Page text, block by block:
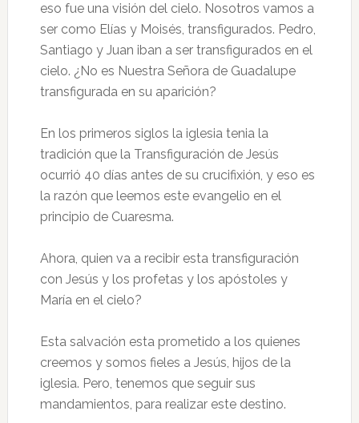
eso fue una visión del cielo. Nosotros vamos a
ser como Elías y Moisés, transfigurados. Pedro,
Santiago y Juan iban a ser transfigurados en el
cielo. ¿No es Nuestra Señora de Guadalupe
transfigurada en su aparición?
En los primeros siglos la iglesia tenia la
tradición que la Transfiguración de Jesús
ocurrió 40 días antes de su crucifixión, y eso es
la razón que leemos este evangelio en el
principio de Cuaresma.
Ahora, quien va a recibir esta transfiguración
con Jesús y los profetas y los apóstoles y
María en el cielo?
Esta salvación esta prometido a los quienes
creemos y somos fieles a Jesús, hijos de la
iglesia. Pero, tenemos que seguir sus
mandamientos, para realizar este destino.